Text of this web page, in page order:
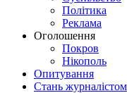
Політика
Реклама
Оголошення
Покров
Нікополь
Опитування
Стань журналістом